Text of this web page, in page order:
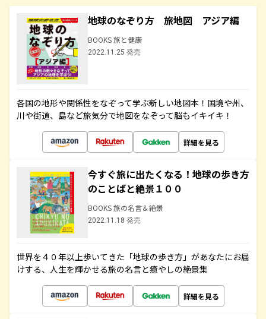
地球のなぞり方 旅地図 アジア編
BOOKS 旅と健康
2022.11.25 発売
各国の地形や関係性をなぞって学ぶ新しい地図本！国境や州、
川や街道、島など旅気分で地図をなぞって脳もイキイキ！
詳細を見る
今すぐ旅に出たくなる！地球の歩き方
のことばと絶景１００
BOOKS 旅の名言＆絶景
2022.11.18 発売
世界を４０年以上歩いてきた「地球の歩き方」があなたにお届
けする、人生を輝かせる旅の名言と癒やしの絶景集
詳細を見る